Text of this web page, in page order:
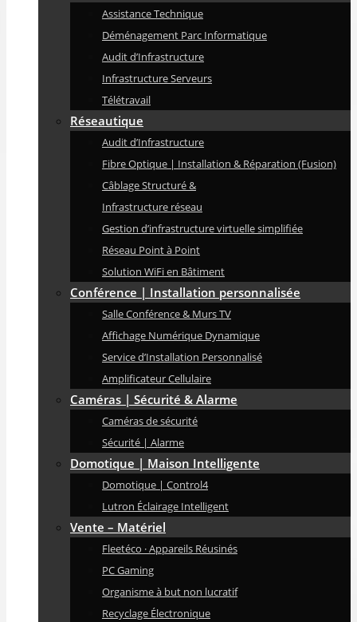
Assistance Technique
Déménagement Parc Informatique
Audit d’Infrastructure
Infrastructure Serveurs
Télétravail
Réseautique
Audit d’Infrastructure
Fibre Optique | Installation & Réparation (Fusion)
Câblage Structuré &
Infrastructure réseau
Gestion d’infrastructure virtuelle simplifiée
Réseau Point à Point
Solution WiFi en Bâtiment
Conférence | Installation personnalisée
Salle Conférence & Murs TV
Affichage Numérique Dynamique
Service d’Installation Personnalisé
Amplificateur Cellulaire
Caméras | Sécurité & Alarme
Caméras de sécurité
Sécurité | Alarme
Domotique | Maison Intelligente
Domotique | Control4
Lutron Éclairage Intelligent
Vente – Matériel
Fleetéco · Appareils Réusinés
PC Gaming
Organisme à but non lucratif
Recyclage Électronique